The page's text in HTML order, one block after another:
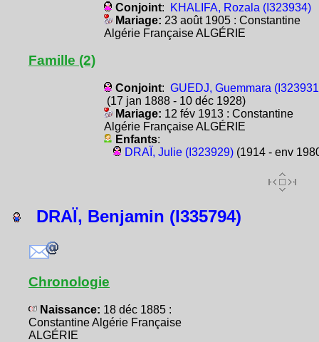
Conjoint:
KHALIFA, Rozala (I323934)
Mariage: 23 août 1905 : Constantine
Algérie Française ALGÉRIE
Famille (2)
Conjoint: GUEDJ, Guemmara
(17 jan 1888 - 10 déc 1928)
Mariage: 12 fév 1913 : Constantine
Algérie Française ALGÉRIE
Enfants:
DRAÏ, Julie (I323929)(1914 - env
DRAÏ, Benjamin (I335794)
Chronologie
Naissance: 18 déc 1885 :
Constantine Algérie Française
ALGÉRIE